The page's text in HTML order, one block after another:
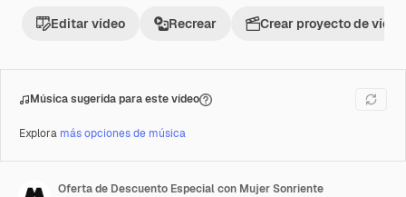
Editar vídeo Recrear Crear proyecto de vídeo
Música sugerida para este vídeo
Explora más opciones de música
Oferta de Descuento Especial con Mujer Sonriente